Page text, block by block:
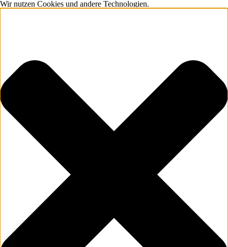
Wir nutzen Cookies und andere Technologien.